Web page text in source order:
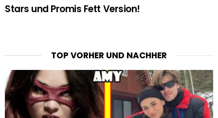
Stars und Promis Fett Version!
TOP VORHER UND NACHHER